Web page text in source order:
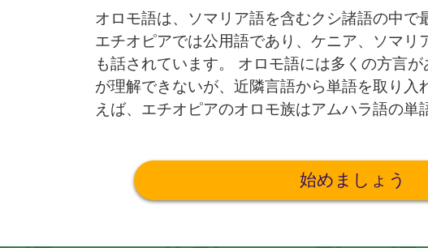
オロモ語は、ソマリア語を含むクシ諸語の中で
エチオピアでは公用語であり、ケニア、ソマリ
も話されています。 オロモ語には多くの方言
が理解できないが、近隣言語から単語を取り入
えば、エチオピアのオロモ族はアムハラ語の単
始めましょう